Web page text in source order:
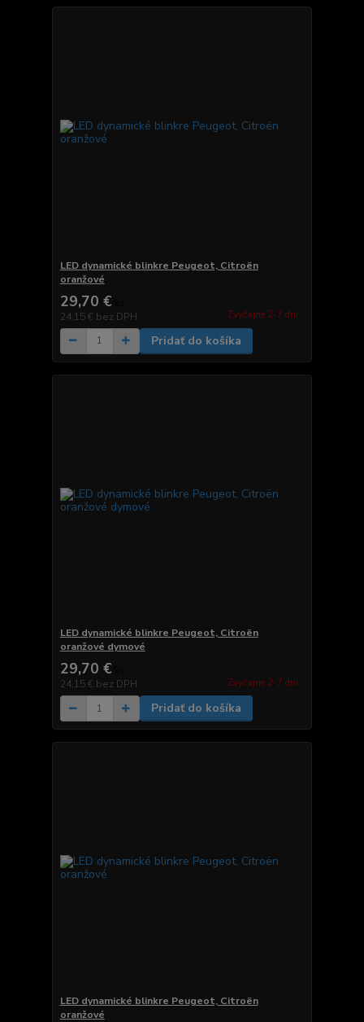
LED dynamické blinkre Peugeot, Citroën
oranžové
29,70 €
24,15 € bez DPH Zvyčajne 2-7 dni.
Pridať do košíka
LED dynamické blinkre Peugeot, Citroën
oranžové dymové
29,70 €
24,15 € bez DPH Zvyčajne 2-7 dni.
Pridať do košíka
LED dynamické blinkre Peugeot, Citroën
oranžové